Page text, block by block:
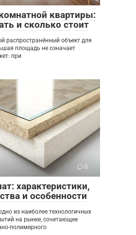
квартиры:
и сколько стоит
распространённый объект для
площадь не означает
при
0
характеристики,
и особенности
из наиболее технологичных
на рынке, сочетающее
полимерного